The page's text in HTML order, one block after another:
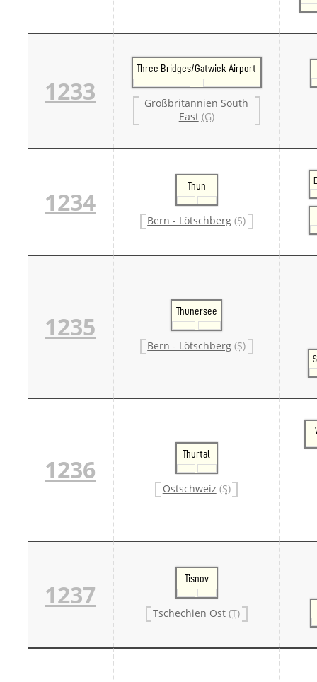
1233
Three Bridges/Gatwick Airport
Großbritannien South
East (G)
1234
Thun
Bern - Lötschberg (S)
1235
Thunersee
Bern - Lötschberg (S)
1236
Thurtal
Ostschweiz (S)
1237
Tisnov
Tschechien Ost (T)